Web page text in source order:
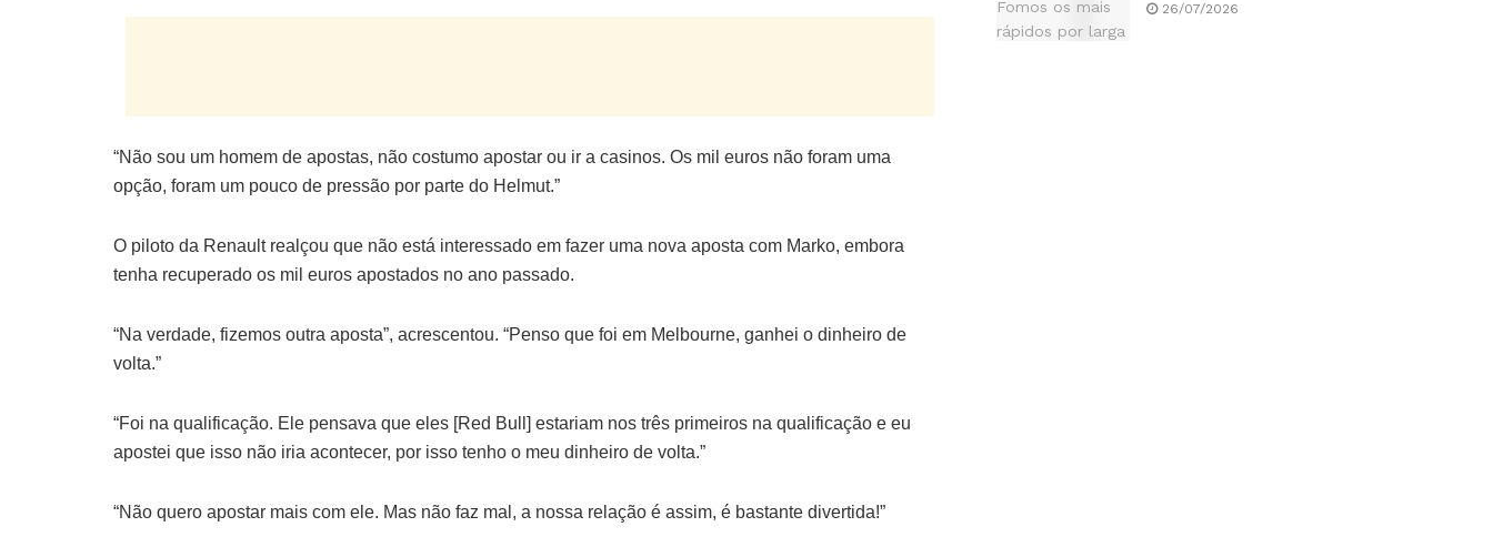
“Não sou um homem de apostas, não costumo apostar ou ir a casinos. Os mil euros não foram uma
opção, foram um pouco de pressão por parte do Helmut.”
O piloto da Renault realçou que não está interessado em fazer uma nova aposta com Marko, embora
tenha recuperado os mil euros apostados no ano passado.
“Na verdade, fizemos outra aposta”, acrescentou. “Penso que foi em Melbourne, ganhei o dinheiro de
volta.”
“Foi na qualificação. Ele pensava que eles [Red Bull] estariam nos três primeiros na qualificação e eu
apostei que isso não iria acontecer, por isso tenho o meu dinheiro de volta.”
“Não quero apostar mais com ele. Mas não faz mal, a nossa relação é assim, é bastante divertida!”
26/07/2026